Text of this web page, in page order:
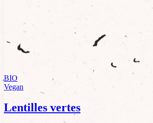
BIO
Vegan
Lentilles vertes